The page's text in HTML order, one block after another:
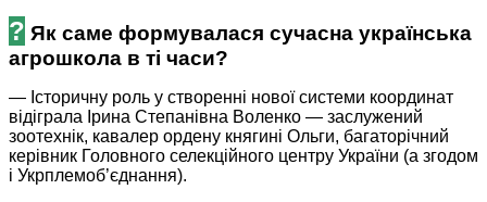
? Як саме формувалася сучасна українська
агрошкола в ті часи?
— Історичну роль у створенні нової системи координат
відіграла Ірина Степанівна Воленко — заслужений
зоотехнік, кавалер ордену княгині Ольги, багаторічний
керівник Головного селекційного центру України (а згодом
і Укрплемоб’єднання).